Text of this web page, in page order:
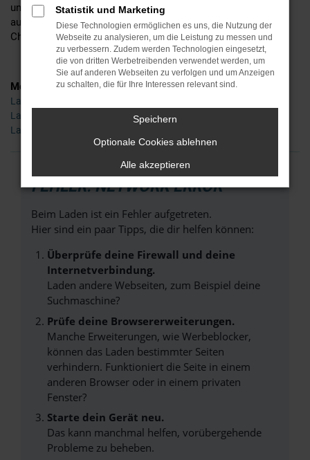
unsere Land Rover Neuwagen durch ein aufregendes Design
aus der Masse hervorstechen. So handelt es sich auch in
Chemnitz um echte „Hingucker“.
Modelle
Land Rover Range Rover Evoque Neuwagen Chemnitz
Land Rover Range Rover Sport Neuwagen Chemnitz
Land Rover Range Rover Velar Neuwagen Chemnitz
FEHLER: NETWORK ERROR
Beim Laden ist ein Fehler aufgetreten.
Hier sind ein paar Tipps, die dir helfen können:
Überprüfe deine Firewall und deine
Internetverbindung.
Laden andere Webseiten, zum Beispiel deine
Suchmaschine?
Prüfe deine Browsererweiterungen.
Manche Erweiterungen, wie Werbeblocker,
können das Laden bestimmter Seiten
verhindern. Funktioniert die Seite in einem
anderen Browser oder in einem privaten
Fenster?
Starte dein Gerät neu.
Das kann manchmal helfen, vorübergehende
Probleme zu beheben.
Statistik und Marketing
Diese Technologien ermöglichen es uns, die Nutzung der
Webseite zu analysieren, um die Leistung zu messen und
zu verbessern. Zudem werden Technologien eingesetzt,
die von dritten Werbetreibenden verwendet werden, um
Sie auf anderen Webseiten zu verfolgen und um Anzeigen
zu schalten, die für Ihre Interessen relevant sind.
Speichern
Optionale Cookies ablehnen
Alle akzeptieren